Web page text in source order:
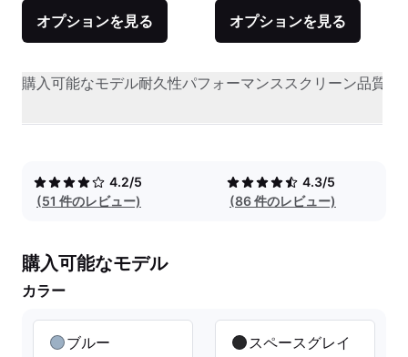
オプションを見る オプションを見る
購入可能なモデル耐久性パフォーマンススクリーン品質
4.2/5
(51 件のレビュー)
4.3/5
(86 件のレビュー)
購入可能なモデル
カラー
ブルー スペースグレイ